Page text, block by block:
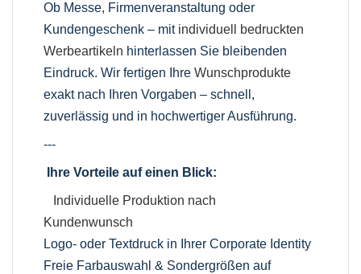
Ob Messe, Firmenveranstaltung oder
Kundengeschenk – mit individuell bedruckten
Werbeartikeln hinterlassen Sie bleibenden
Eindruck. Wir fertigen IhreWunschprodukte
exakt nach Ihren Vorgaben – schnell,
zuverlässig und in hochwertiger Ausführung.
---
Ihre Vorteile auf einen Blick:
Individuelle Produktion nach
Kundenwunsch
Logo- oder Textdruck in Ihrer Corporate Identity
Freie Farbauswahl & Sondergrößen auf